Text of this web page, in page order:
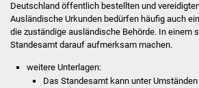
Ältere
Deutschland öffentlich bestellten und
Ausländische Urkunden bedürfen häufig auch
die zuständige ausländische Behörde. In einem
Standesamt darauf aufmerksam machen.
weitere Unterlagen:
​​​​​​​Das Standesamt kann unter